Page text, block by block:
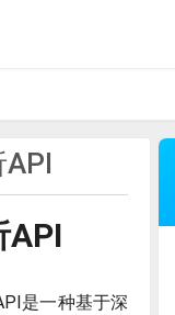
API
是一种基于深